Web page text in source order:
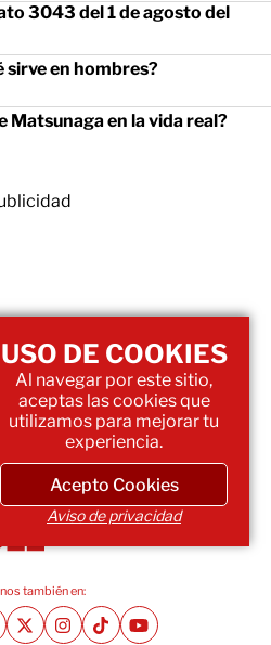
3043 del 1 de agosto del
sirve en hombres?
Matsunaga en la vida real?
también en:
USO DE COOKIES
Al navegar por este sitio,
aceptas las cookies que
utilizamos para mejorar tu
experiencia.
Acepto Cookies
Aviso de privacidad